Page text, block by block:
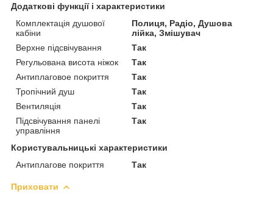
Додаткові функції і характеристики
Комплектація душової
кабіни
Полиця, Радіо, Душова
лійка, Змішувач
Верхне підсвічування
Так
Регульована висота ніжок
Так
Антиплаговое покриття
Так
Тропічний душ
Так
Вентиляція
Так
Підсвічування панелі
управління
Так
Користувальницькі характеристики
Антиплагове покриття
Так
Приховати